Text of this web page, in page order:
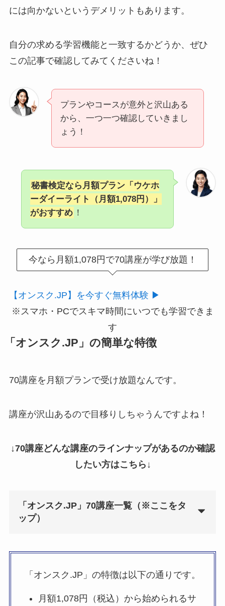
には向かないというデメリットもあります。
自分の求める学習機能と一致するかどうか、ぜひ
この記事で確認してみてくださいね！
プランやコースが意外と沢山ある
から、一つ一つ確認していきまし
ょう！
秘書検定なら月額プラン「ウケホ
ーダイーライト（月額1,078円）」
がおすすめ ！
今なら月額1,078円で70講座が学び放題！
【オンスク.JP】を今すぐ無料体験 ▶
※スマホ・PCでスキマ時間にいつでも学習できま
す
「オンスク.JP」の簡単な特徴
70講座を月額プランで受け放題なんです。
講座が沢山あるので目移りしちゃうんですよね！
↓70講座どんな講座のラインナップがあるのか確認
したい方はこちら↓
「オンスク.JP」70講座一覧（※ここをタ
ップ）
「オンスク.JP」の特徴は以下の通りです。
月額1,078円（税込）から始められるサ